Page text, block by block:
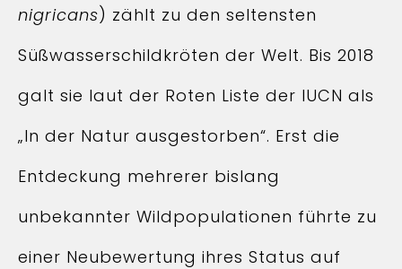
nigricans) zählt zu den seltensten
Süßwasserschildkröten der Welt. Bis 2018
galt sie laut der Roten Liste der IUCN als
„In der Natur ausgestorben“. Erst die
Entdeckung mehrerer bislang
unbekannter Wildpopulationen führte zu
einer Neubewertung ihres Status auf